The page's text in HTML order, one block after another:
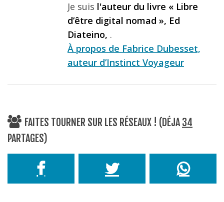
Je suis l'auteur du livre « Libre
d’être digital nomad », Ed
Diateino, .
À propos de Fabrice Dubesset,
auteur d’Instinct Voyageur
FAITES TOURNER SUR LES RÉSEAUX ! (DÉJA 34
PARTAGES)